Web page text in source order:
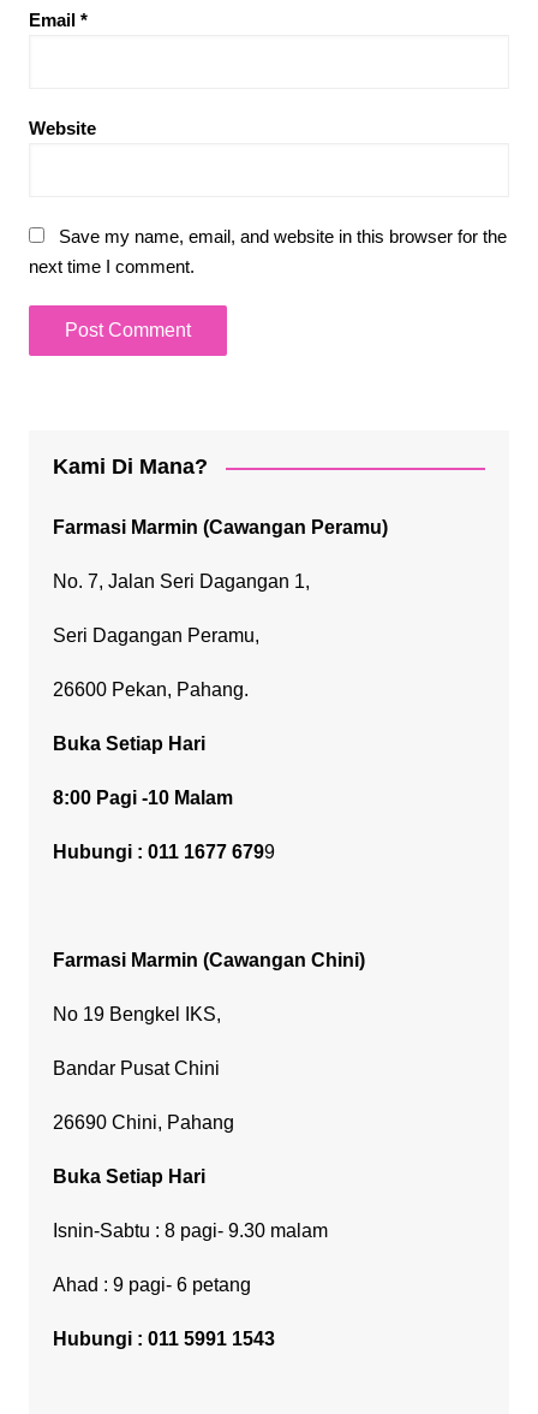
Email *
Website
Save my name, email, and website in this browser for the
next time I comment.
Kami Di Mana?
Farmasi Marmin (Cawangan Peramu)
No. 7, Jalan Seri Dagangan 1,
Seri Dagangan Peramu,
26600 Pekan, Pahang.
Buka Setiap Hari
8:00 Pagi -10 Malam
Hubungi : 011 1677 6799
Farmasi Marmin (Cawangan Chini)
No 19 Bengkel IKS,
Bandar Pusat Chini
26690 Chini, Pahang
Buka Setiap Hari
Isnin-Sabtu : 8 pagi- 9.30 malam
Ahad : 9 pagi- 6 petang
Hubungi : 011 5991 1543